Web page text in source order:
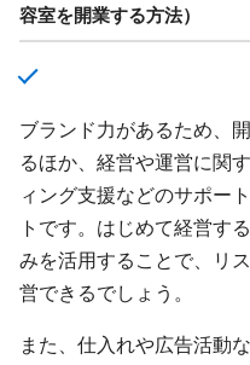
容室を開業する方法）
ブランド力があるため、
るほか、経営や運営に関
ィング支援などのサポー
トです。はじめて経営す
みを活用することで、リ
営できるでしょう。
また、仕入れや広告活動